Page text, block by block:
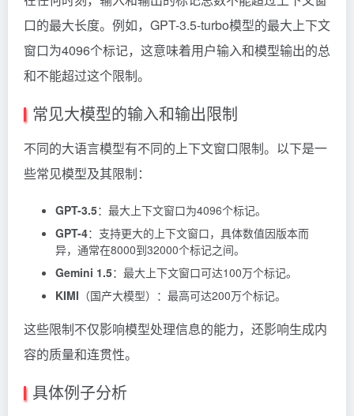
口的最大长度。例如，GPT-3.5-turbo模型的最大上下文
窗口为4096个标记，这意味着用户输入和模型输出的总
和不能超过这个限制。
常见大模型的输入和输出限制
不同的大语言模型有不同的上下文窗口限制。以下是一
些常见模型及其限制：
GPT-3.5：最大上下文窗口为4096个标记。
GPT-4：支持更大的上下文窗口，具体数值因版本而
异，通常在8000到32000个标记之间。
Gemini 1.5：最大上下文窗口可达100万个标记。
KIMI （国产大模型）：最高可达200万个标记。
这些限制不仅影响模型处理信息的能力，还影响生成内
容的质量和连贯性。
具体例子分析